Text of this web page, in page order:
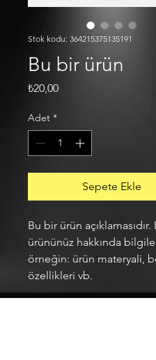
Stok kodu: 364215375135191
Bu bir ürün
₺20,00Fiyat
Adet *
Sepete Ekle
Bu bir ürün açıklamasıdır.
ürününüz hakkında
örneğin: ürün materyali,
özellikleri vb.